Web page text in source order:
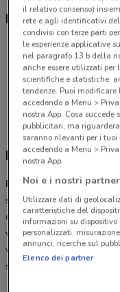
Ristoranti e orari
Fiera Del
3.8 km
Eataly - offerte,
Eatalyè una catena di
somministrazione di
della cucina
vendita daEatalynel
vuoi su DoveConviene.it
scaricando l’
app
il relativo consenso)
rete e agli identificativi del
condivisi con terze parti
le esperienze applicative
nel paragrafo 13.b della
anche essere utilizzati per
scientifiche e statistiche,
tendenze. Puoi
accedendo a Menu >
nostra App. Cosa
pubblicitari, ma
saranno rilevanti per i tuoi
accedendo a Menu >
nostra App.
Noi e i nostri
Utilizzare dati di
caratteristiche del
informazioni su
personalizzati,
annunci, ricerche sul
Elenco dei partner